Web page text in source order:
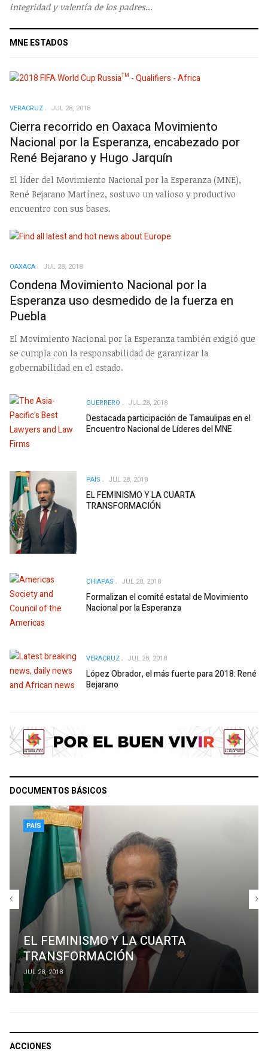
integridad y valentía de los padres...
MNE ESTADOS
VERACRUZ JUL 28, 2018
Cierra recorrido en Oaxaca Movimiento
Nacional por la Esperanza, encabezado por
René Bejarano y Hugo Jarquín
El líder del Movimiento Nacional por la Esperanza (MNE),
René Bejarano Martínez, sostuvo un valioso y productivo
encuentro con sus bases.
OAXACA JUL 28, 2018
Condena Movimiento Nacional por la
Esperanza uso desmedido de la fuerza en
Puebla
El Movimiento Nacional por la Esperanza también exigió que
se cumpla con la responsabilidad de garantizar la
gobernabilidad en el estado.
GUERRERO JUL 28, 2018
Destacada participación de Tamaulipas en el
Encuentro Nacional de Líderes del MNE
PAÍS JUL 28, 2018
EL FEMINISMO Y LA CUARTA
TRANSFORMACIÓN
CHIAPAS JUL 28, 2018
Formalizan el comité estatal de Movimiento
Nacional por la Esperanza
VERACRUZ JUL 28, 2018
López Obrador, el más fuerte para 2018: René
Bejarano
DOCUMENTOS BÁSICOS
PAÍS
EL FEMINISMO Y LA CUARTA
TRANSFORMACIÓN
JUL 28, 2018
ACCIONES